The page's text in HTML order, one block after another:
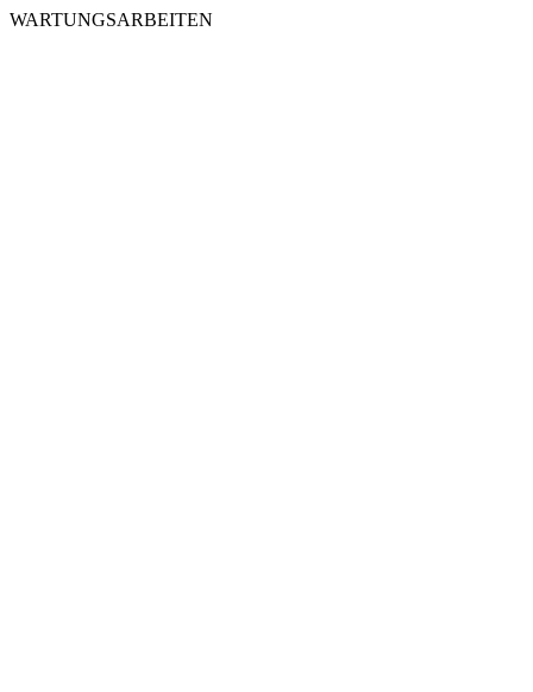
WARTUNGSARBEITEN